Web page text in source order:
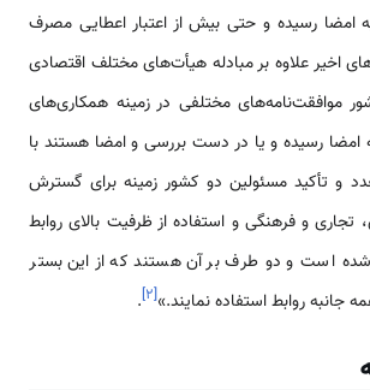
امضا رسیده و حتی بیش از اعتبار اعطایی مصرف
علاوه بر مبادله هیأت‌های مختلف اقتصادی
موافقت‌نامه‌های مختلفی در زمینه همکاری‌های
امضا رسیده و یا در دست بررسی و امضا هستند با
و تأکید مسئولین دو کشور زمینه برای گسترش
و فرهنگی و استفاده از ظرفیت بالای روابط
است و دو طرف بر آن هستند که از این بستر
جانبه روابط استفاده نمایند.»[۲]
.